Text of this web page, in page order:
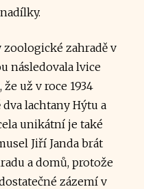
zahradě v
následovala lvice
už v roce 1934
lachtany Hýtu a
unikátní je také
Jiří Janda brát
a domů, protože
zázemí v